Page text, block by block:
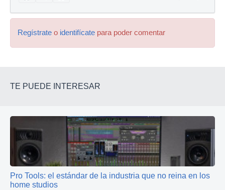
Regístrate o identifícate para poder comentar
TE PUEDE INTERESAR
Pro Tools: el estándar de la industria que no reina en los
home studios